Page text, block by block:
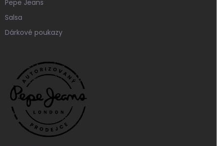
Pepe Jeans
Salsa
Dárkové poukazy